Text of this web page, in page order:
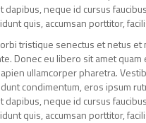
dapibus, neque id cursus
quis, accumsan porttitor,
tristique senectus et netus et
Donec eu libero sit amet
ullamcorper pharetra.
condimentum, eros ipsum
dapibus, neque id cursus
quis, accumsan porttitor,